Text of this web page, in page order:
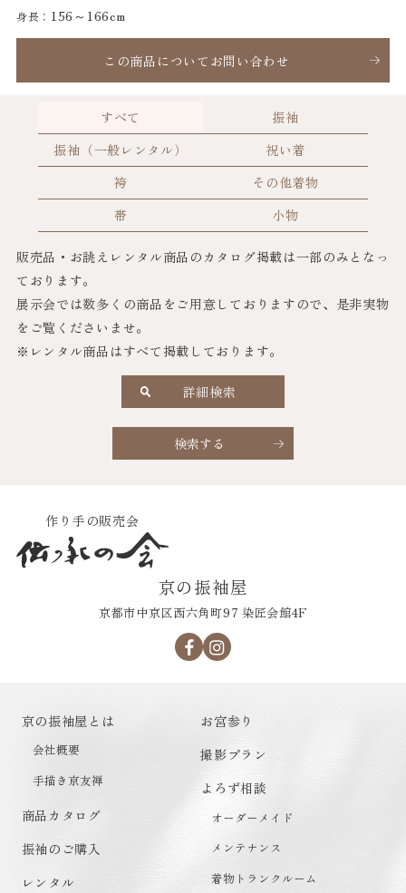
身長： 156～166cm
この商品についてお問い合わせ
すべて
振袖
振袖（一般レンタル）
祝い着
袴
その他着物
帯
小物
販売品・お誂えレンタル商品のカタログ掲載は一部のみとなっ
ております。
展示会では数多くの商品をご用意しておりますので、是非実物
をご覧くださいませ。
※レンタル商品はすべて掲載しております。
詳細検索
検索する
作り手の販売会
京の振袖屋
京都市中京区西六角町97 染匠会館4F
京の振袖屋とは
会社概要
手描き京友禅
商品カタログ
振袖のご購入
レンタル
お宮参り
撮影プラン
よろず相談
オーダーメイド
メンテナンス
着物トランクルーム